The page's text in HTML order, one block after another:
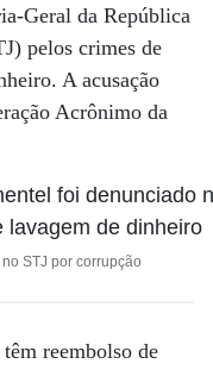
Geral da República
pelos crimes de
A acusação
Acrônimo da
STJ por corrupção
reembolso de